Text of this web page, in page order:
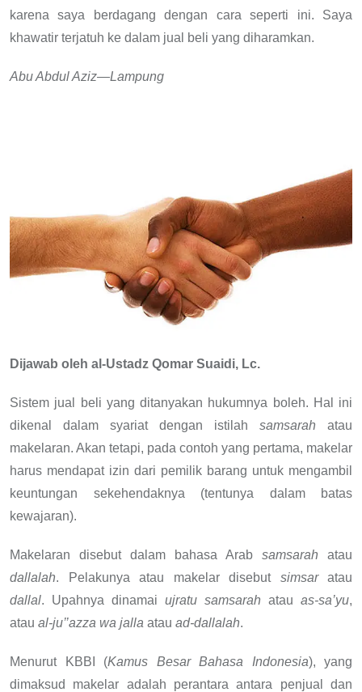
karena saya berdagang dengan cara seperti ini. Saya
khawatir terjatuh ke dalam jual beli yang diharamkan.
Abu Abdul Aziz—Lampung
Dijawab oleh al-Ustadz Qomar Suaidi, Lc.
Sistem jual beli yang ditanyakan hukumnya boleh. Hal ini
dikenal dalam syariat dengan istilah samsarah atau
makelaran. Akan tetapi, pada contoh yang pertama, makelar
harus mendapat izin dari pemilik barang untuk mengambil
keuntungan sekehendaknya (tentunya dalam batas
kewajaran).
Makelaran disebut dalam bahasa Arab samsarah atau
dallalah. Pelakunya atau makelar disebut simsar atau
dallal. Upahnya dinamai ujratu samsarah atau as-sa’yu,
atau al-ju’’azza wa jalla atau ad-dallalah.
Menurut KBBI (Kamus Besar Bahasa Indonesia), yang
dimaksud makelar adalah perantara antara penjual dan